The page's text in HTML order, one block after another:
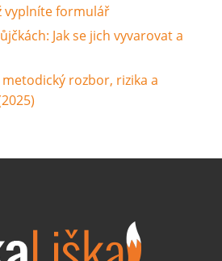
vyplníte formulář
Jak se jich vyvarovat a
rozbor, rizika a